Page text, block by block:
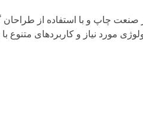
صنعت چاپ و با استفاده از
مورد نیاز و کاربردهای متنوع